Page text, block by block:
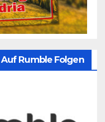
Auf Rumble Folgen